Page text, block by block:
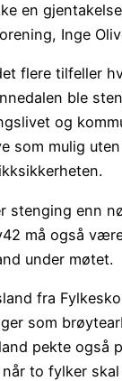
en
Inge
flere tilfeller
ble
og
som mulig
stenging enn
må også
under møtet.
fra
som
pekte også
to fylker